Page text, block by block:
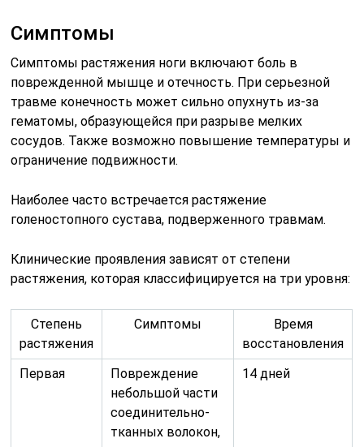
Симптомы
Симптомы растяжения ноги включают боль в
поврежденной мышце и отечность. При серьезной
травме конечность может сильно опухнуть из-за
гематомы, образующейся при разрыве мелких
сосудов. Также возможно повышение температуры и
ограничение подвижности.
Наиболее часто встречается растяжение
голеностопного сустава, подверженного травмам.
Клинические проявления зависят от степени
растяжения, которая классифицируется на три уровня:
Степень
растяжения
Симптомы
Время
восстановления
Первая
Повреждение
небольшой части
соединительно-
тканных волокон,
14 дней